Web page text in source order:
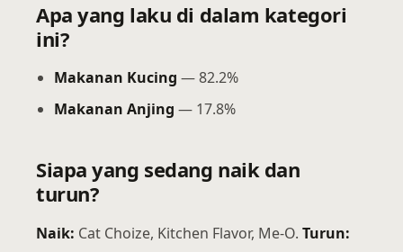
Apa yang laku di dalam kategori
ini?
Makanan Kucing — 82.2%
Makanan Anjing — 17.8%
Siapa yang sedang naik dan
turun?
Naik: Cat Choize, Kitchen Flavor, Me-O. Turun: